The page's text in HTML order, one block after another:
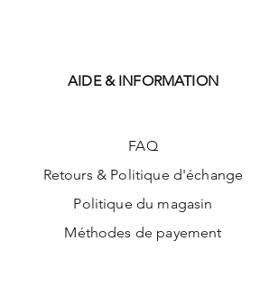
AIDE & INFORMATION
FAQ
Retours & Politique d'échange
Politique du magasin
Méthodes de payement